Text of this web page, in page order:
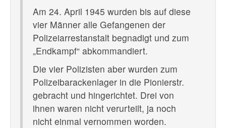
Am 24. April 1945 wurden bis auf diese
vier Männer alle Gefangenen der
Polizeiarrestanstalt begnadigt und zum
„Endkampf“ abkommandiert.
Die vier Polizisten aber wurden zum
Polizeibarackenlager in die Pionierstr.
gebracht und hingerichtet. Drei von
ihnen waren nicht verurteilt, ja noch
nicht einmal vernommen worden.